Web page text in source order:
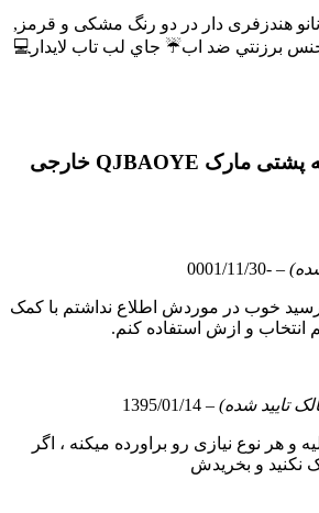
هندزفری دار در دو رنگ مشکی و قرمز,
برزنتي ضد اب☔️ جاي لب تاب لايدار💻
نظرات در مورد کوله پشتی مارک QJBAOYE خارجی
–
-0001/11/30
خوب در موردش اطلاع نداشتم با کمک
انتخاب و ازش استفاده کنم.
تایید شده) –
1395/01/14
و هر نوع نیازی رو براورده میکنه ، اگر
نکنید و بخریدش